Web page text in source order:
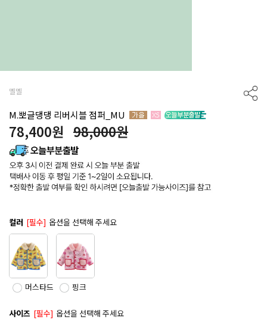
멜멜
M.뽀글댕댕 리버시블 점퍼_MU
78,400원 98,000원
컬러 [필수] 옵션을 선택해 주세요
머스타드 핑크
사이즈 [필수] 옵션을 선택해 주세요